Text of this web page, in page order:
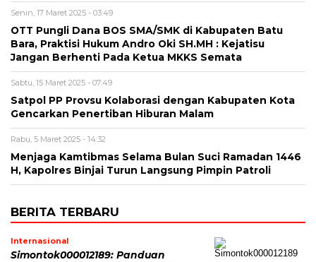
Senin, 17 Maret 2025 - 03:49
OTT Pungli Dana BOS SMA/SMK di Kabupaten Batu
Bara, Praktisi Hukum Andro Oki SH.MH : Kejatisu
Jangan Berhenti Pada Ketua MKKS Semata
Sabtu, 15 Maret 2025 - 07:49
Satpol PP Provsu Kolaborasi dengan Kabupaten Kota
Gencarkan Penertiban Hiburan Malam
Rabu, 5 Maret 2025 - 14:32
Menjaga Kamtibmas Selama Bulan Suci Ramadan 1446
H, Kapolres Binjai Turun Langsung Pimpin Patroli
BERITA TERBARU
Internasional
Simontok000012189: Panduan